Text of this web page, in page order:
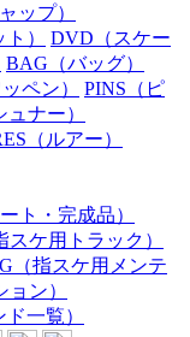
ップ）
ト） DVD （スケー
BAG （バッグ）
ッペン） PINS （ピ
ュナー）
（ルアー）
ト・完成品）
スケ用トラック）
（指スケ用メンテ
ョン）
ド一覧）